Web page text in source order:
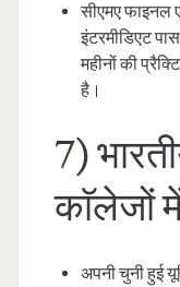
सीएमए फाइनल
इंटरमीडिएट
महीनों की
है।
7)
काॅलेजों
अपनी चुनी हुई